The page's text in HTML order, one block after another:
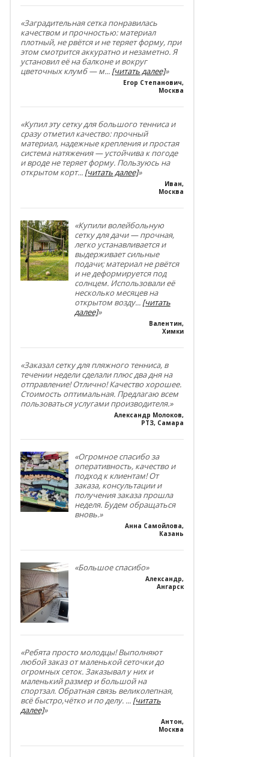
«Заградительная сетка понравилась
качеством и прочностью: материал
плотный, не рвётся и не теряет форму, при
этом смотрится аккуратно и незаметно. Я
установил её на балконе и вокруг
цветочных клумб — м... [читать далее]»
Егор Степанович,
Москва
«Купил эту сетку для большого тенниса и
сразу отметил качество: прочный
материал, надежные крепления и простая
система натяжения — устойчива к погоде
и вроде не теряет форму. Пользуюсь на
открытом корт... [читать далее]»
Иван,
Москва
«Купили волейбольную
сетку для дачи — прочная,
легко устанавливается и
выдерживает сильные
подачи; материал не рвётся
и не деформируется под
солнцем. Использовали её
несколько месяцев на
открытом возду... [читать
далее]»
Валентин,
Химки
«Заказал сетку для пляжного тенниса, в
течении недели сделали плюс два дня на
отправление! Отлично! Качество хорошее.
Стоимость оптимальная. Предлагаю всем
пользоваться услугами производителя.»
Александр Молоков,
РТЗ, Самара
«Огромное спасибо за
оперативность, качество и
подход к клиентам! От
заказа, консультации и
получения заказа прошла
неделя. Будем обращаться
вновь.»
Анна Самойлова,
Казань
«Большое спасибо»
Александр,
Ангарск
«Ребята просто молодцы! Выполняют
любой заказ от маленькой сеточки до
огромных сеток. Заказывал у них и
маленький размер и большой на
спортзал. Обратная связь великолепная,
всё быстро,чётко и по делу. ... [читать
далее]»
Антон,
Москва